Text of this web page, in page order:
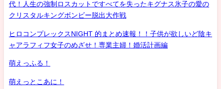
代！人生の強制ロスカットですべてを失ったキグナス氷子の愛の
クリスタルキングボンビー脱出大作戦
ヒロコンプレックスNIGHT 的まとめ速報！！子供が欲しいど陰キ
ャアラフィフ女子のめざせ！専業主婦！婚活計画編
萌えっふる！
萌えっとこあに！